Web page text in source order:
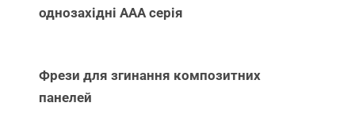
однозахідні ААА серія
Фрези для згинання композитних
панелей